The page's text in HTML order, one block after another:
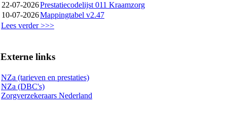
22-07-2026Prestatiecodelijst 011 Kraamzorg
10-07-2026Mappingtabel v2.47
Lees verder >>>
Externe links
NZa (tarieven en prestaties)
NZa (DBC's)
Zorgverzekeraars Nederland